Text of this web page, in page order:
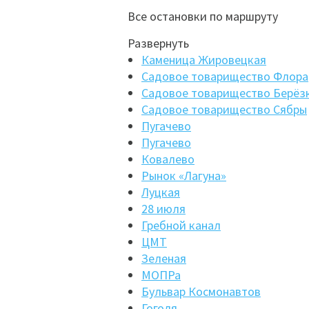
Все остановки по маршруту
Развернуть
Каменица Жировецкая
Садовое товарищество Флора
Садовое товарищество
Садовое товарищество Сябры
Пугачево
Пугачево
Ковалево
Рынок «Лагуна»
Луцкая
28 июля
Гребной канал
ЦМТ
Зеленая
МОПРа
Бульвар Космонавтов